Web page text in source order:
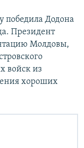
победила Додона
Президент
Молдовы,
войск из
хороших